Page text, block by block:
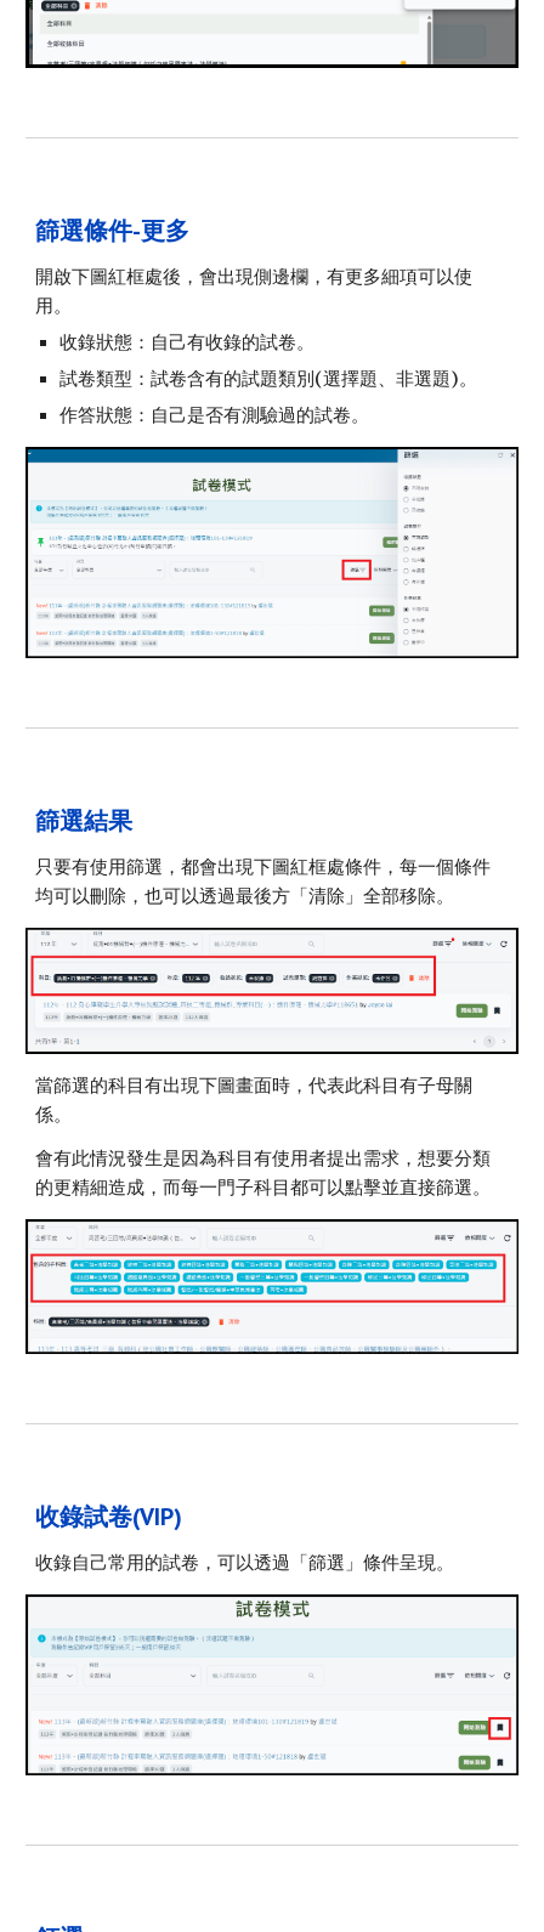
篩選條件-更多
開啟下圖紅框處後，會出現側邊欄，有更多細項可以使
用。
收錄狀態：自己有收錄的試卷。
試卷類型：試卷含有的試題類別(選擇題、非選題)。
作答狀態：自己是否有測驗過的試卷。
篩選結果
只要有使用篩選，都會出現下圖紅框處條件，每一個條件
均可以刪除，也可以透過最後方「清除」全部移除。
當篩選的科目有出現下圖畫面時，代表此科目有子母關
係。
會有此情況發生是因為科目有使用者提出需求，想要分類
的更精細造成，而每一門子科目都可以點擊並直接篩選。
收錄試卷(VIP)
收錄自己常用的試卷，可以透過「篩選」條件呈現。